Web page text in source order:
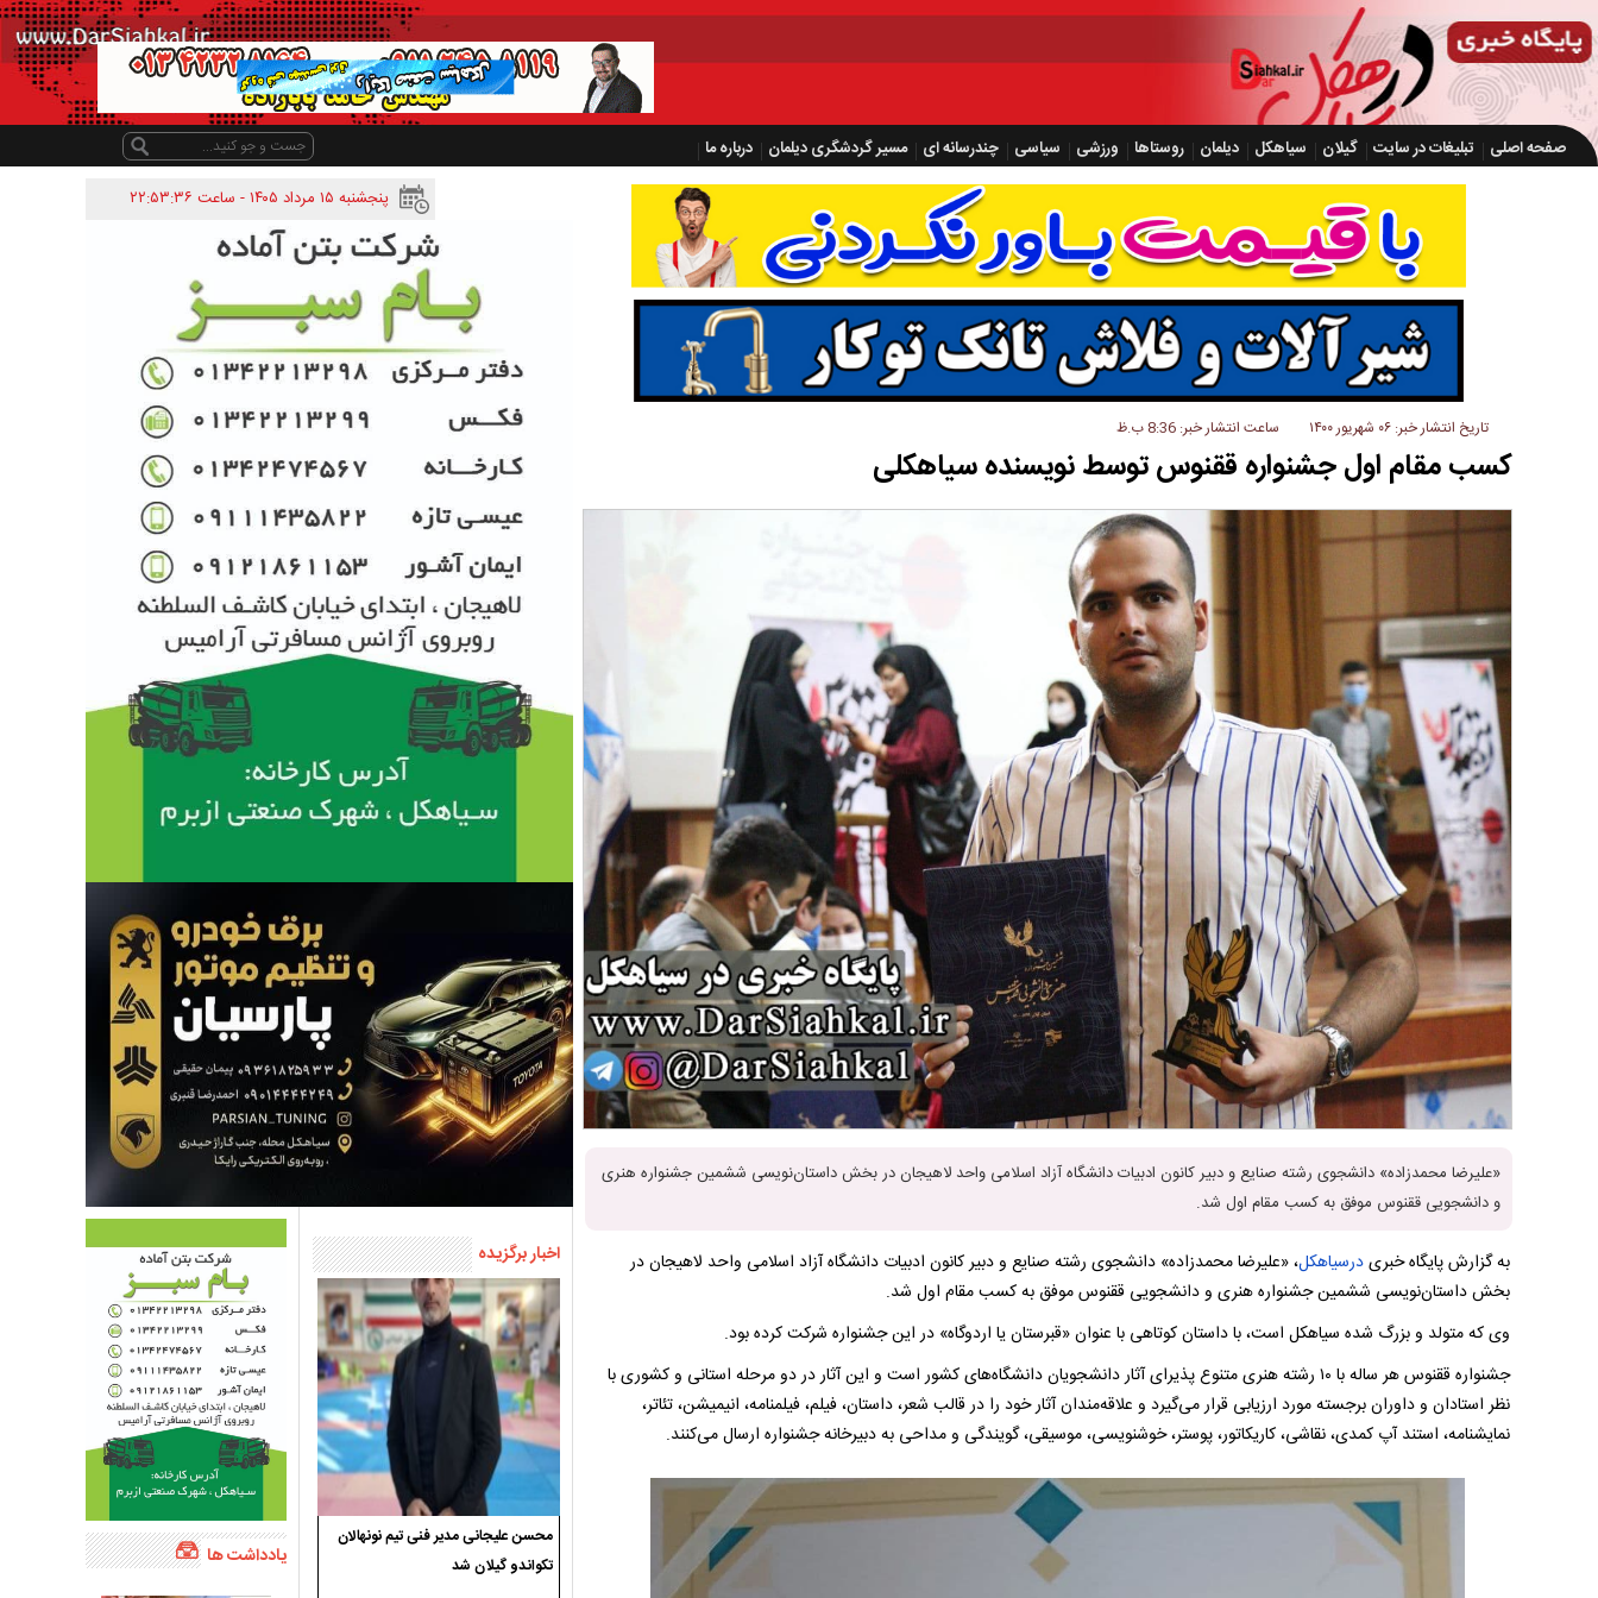
صفحه اصلی تبلیغات در سایت گیلان سیاهکل دیلمان روستاها ورزشی سیاسی چندرسانه ای مسیر گردشگری دیلمان
درباره ما
پنجشنبه ۱۵ مرداد ۱۴۰۵ - ساعت
۲۲:۵۳:۳۶
تاریخ انتشار خبر: ۰۶ شهریور ۱۴۰۰ ساعت انتشار خبر: 8:36 ب.ظ
کسب مقام اول جشنواره ققنوس توسط نویسنده سیاهکلی
«علیرضا محمدزاده» دانشجوی رشته صنایع و دبیر کانون ادبیات دانشگاه آزاد اسلامی واحد لاهیجان در بخش داستان‌نویسی ششمین جشنواره هنری
و دانشجویی ققنوس موفق به کسب مقام اول شد.
به گزارش پایگاه خبریدرسیاهکل، «علیرضا محمدزاده» دانشجوی رشته صنایع و دبیر کانون ادبیات دانشگاه آزاد اسلامی واحد لاهیجان در
بخش داستان‌نویسی ششمین جشنواره هنری و دانشجویی ققنوس موفق به کسب مقام اول شد.
وی که متولد و بزرگ شده سیاهکل است، با داستان کوتاهی با عنوان «قبرستان یا اردوگاه» در این جشنواره شرکت کرده بود.
جشنواره ققنوس هر ساله با ۱۰ رشته هنری متنوع پذیرای آثار دانشجویان دانشگاه‌های کشور است و این آثار در دو مرحله استانی و کشوری با
نظر استادان و داوران برجسته مورد ارزیابی قرار می‌گیرد و علاقه‌مندان آثار خود را در قالب شعر، داستان، فیلم، فیلمنامه، انیمیشن، تئاتر،
نمایشنامه، استند آپ کمدی، نقاشی، کاریکاتور، پوستر، خوشنویسی، موسیقی، گویندگی و مداحی به دبیرخانه جشنواره ارسال می‌کنند.
اخبار برگزیده
محسن علیجانی مدیر فنی تیم نونهالان
تکواندو گیلان شد
یادداشت ها